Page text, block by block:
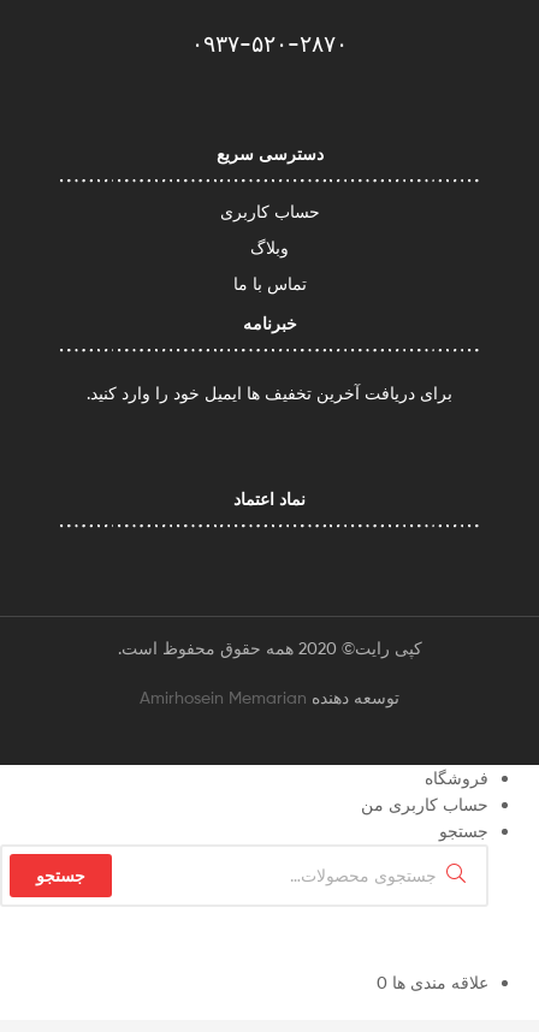
۰۹۳۷-۵۲۰-۲۸۷۰​
دسترسی سریع
حساب کاربری
وبلاگ
تماس با ما
خبرنامه
برای دریافت آخرین تخفیف ها ایمیل خود را وارد کنید.
نماد اعتماد
کپی رایت© 2020 همه حقوق محفوظ است.
توسعه دهنده Amirhosein Memarian
فروشگاه
حساب کاربری من
جستجو
جستجو
علاقه مندی ها 0